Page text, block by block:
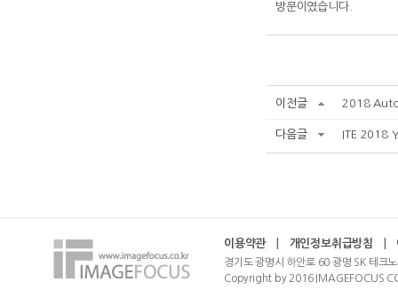
방문이였습니다.
이전글 2018
다음글 ITE 2018
이용약관 개인정보취급방침
경기도 광명시 하안로 60 광명 SK 테크
Copyright by 2016 IMAGEFOCUS